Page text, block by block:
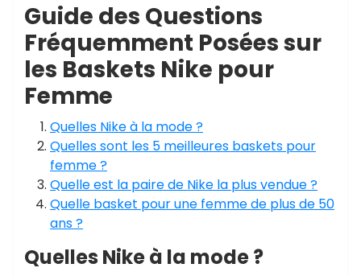
Guide des Questions
Fréquemment Posées sur
les Baskets Nike pour
Femme
Quelles Nike à la mode ?
Quelles sont les 5 meilleures baskets pour
femme ?
Quelle est la paire de Nike la plus vendue ?
Quelle basket pour une femme de plus de 50
ans ?
Quelles Nike à la mode ?